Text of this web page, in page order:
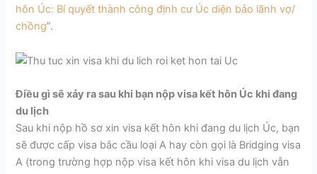
hôn Úc: Bí quyết thành công định cư Úc diện bảo lãnh vợ/
chồng”.
Điều gì sẽ xảy ra sau khi bạn nộp visa kết hôn Úc khi đang
du lịch
Sau khi nộp hồ sơ xin visa kết hôn khi đang du lịch Úc, bạn
sẽ được cấp visa bắc cầu loại A hay còn gọi là Bridging visa
A (trong trường hợp nộp visa kết hôn khi visa du lịch vẫn